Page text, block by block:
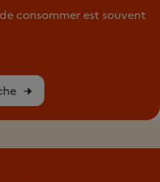
consommer est souvent